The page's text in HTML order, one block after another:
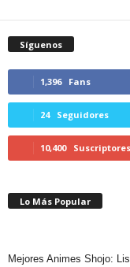
Síguenos
1,396 Fans
24 Seguidores
10,400 Suscriptores
Lo Más Popular
Mejores Animes Shojo: